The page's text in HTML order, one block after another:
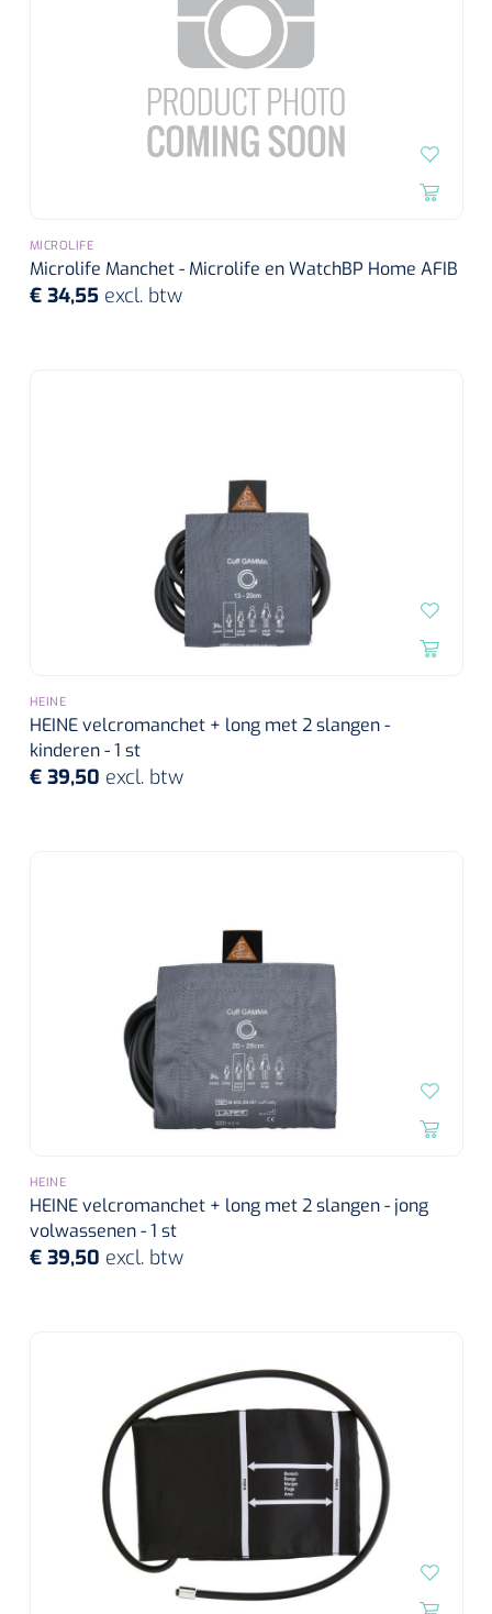
MICROLIFE
Microlife Manchet - Microlife en WatchBP Home AFIB
€ 34,55 excl. btw
HEINE
HEINE velcromanchet + long met 2 slangen -
kinderen - 1 st
€ 39,50 excl. btw
HEINE
HEINE velcromanchet + long met 2 slangen - jong
volwassenen - 1 st
€ 39,50 excl. btw